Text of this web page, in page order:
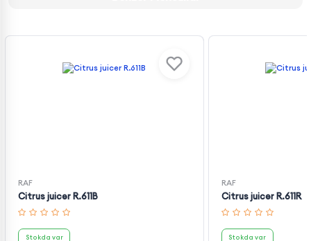
RAF
Citrus juicer R.611B
Stokda var
RAF
Citrus juicer R.611R
Stokda var